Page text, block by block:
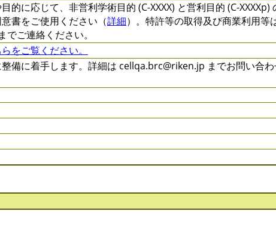
的に応じて、非営利学術目的 (C-XXXX) と営利目的 (C-XXXXp)
書をご使用ください（詳細）。特許等の取得及び商業利用等
までご連絡ください。
をご覧ください。
備に着手します。詳細は cellqa.brc@riken.jp までお問い合わ